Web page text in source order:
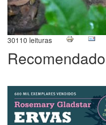
30110 leituras